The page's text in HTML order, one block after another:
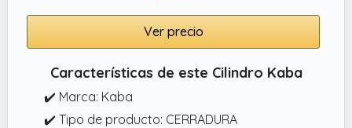
Ver precio
Características de este Cilindro Kaba
✔️ Marca: Kaba
✔️ Tipo de producto: CERRADURA